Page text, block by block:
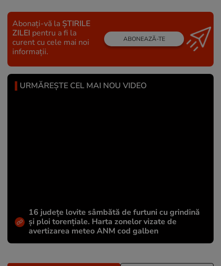
Abonați-vă la ȘTIRILE
ZILEI pentru a fi la
curent cu cele mai noi
informații.
ABONEAZĂ-TE
URMĂREȘTE CEL MAI NOU VIDEO
16 județe lovite sâmbătă de furtuni cu grindină
și ploi torențiale. Harta zonelor vizate de
avertizarea meteo ANM cod galben